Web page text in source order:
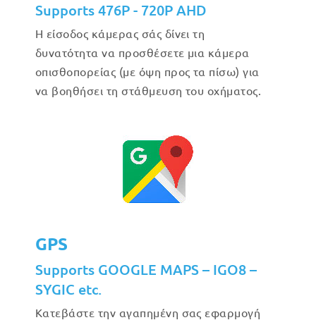
Supports 476P - 720P AHD
Η είσοδος κάμερας σάς δίνει τη
δυνατότητα να προσθέσετε μια κάμερα
οπισθοπορείας (με όψη προς τα πίσω) για
να βοηθήσει τη στάθμευση του οχήματος.
GPS
Supports GOOGLE MAPS – IGO8 –
SYGIC etc.
Κατεβάστε την αγαπημένη σας εφαρμογή